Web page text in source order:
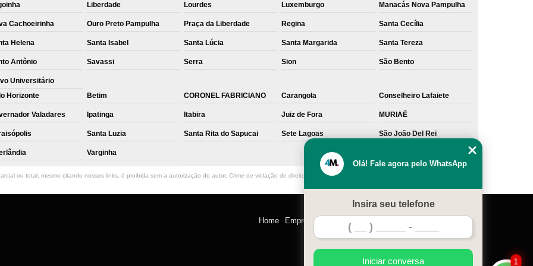
Liberdade Lourdes Luxemburgo Manacás Nova Pampulha
Cachoeirinha Ouro Preto Pampulha Praça da Liberdade Regina Santa Cecília
Helena Santa Isabel Santa Lúcia Santa Margarida Santa Tereza
Antônio Savassi Serra Sion São Bento
Universitário
Horizonte Betim CORONEL FABRICIANO Carangola Conselheiro Lafaiete
Valadares Ipatinga Itabira Juiz de Fora MURIAÉ
Santa Luzia Santa Rita do Sapucai Sete Lagoas São João Del Rei
Varginha
ou total, mesmo citando nossos links, é proibida sem a autorização do autor. Crime de violação de direito autoral – artigo 184 do Código Penal –
Home Empresa Serviços
1
Olá! Fale agora pelo WhatsApp
Insira seu telefone
Iniciar conversa